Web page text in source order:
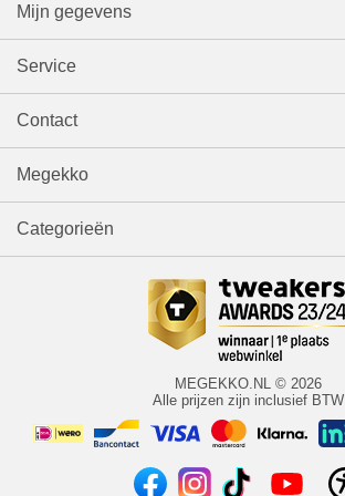
Mijn gegevens
Service
Contact
Megekko
Categorieën
MEGEKKO.NL © 2026
Alle prijzen zijn inclusief BTW